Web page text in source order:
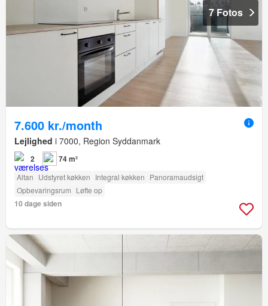
7 Fotos
7.600 kr./month
Lejlighed i 7000, Region Syddanmark
2 74 m²
Altan Udstyret køkken Integral køkken Panoramaudsigt
Opbevaringsrum Løfte op
10 dage siden